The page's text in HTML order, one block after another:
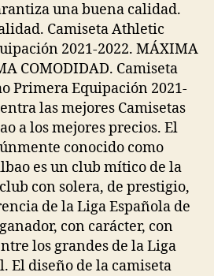
una buena calidad.
Camiseta Athletic
2021-2022. MÁXIMA
COMODIDAD. Camiseta
Primera Equipación 2021-
las mejores Camisetas
a los mejores precios. El
conocido como
es un club mítico de la
con solera, de prestigio,
de la Liga Española de
con carácter, con
los grandes de la Liga
El diseño de la camiseta